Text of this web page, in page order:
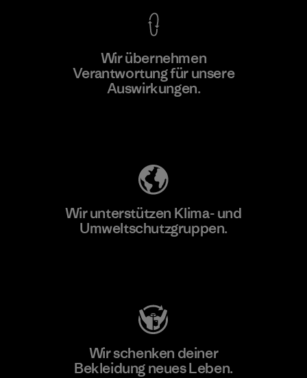
Wir übernehmen
Verantwortung für unsere
Auswirkungen.
Wir unterstützen Klima- und
Umweltschutzgruppen.
Wir schenken deiner
Bekleidung neues Leben.